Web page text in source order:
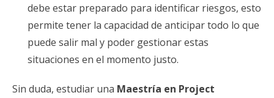
debe estar preparado para identificar riesgos, esto
permite tener la capacidad de anticipar todo lo que
puede salir mal y poder gestionar estas
situaciones en el momento justo.
Sin duda, estudiar una Maestría en Project